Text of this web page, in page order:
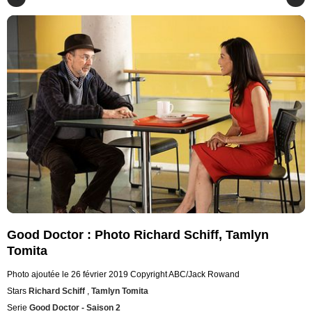
Good Doctor : Photo Richard Schiff, Tamlyn
Tomita
Photo ajoutée le 26 février 2019 Copyright ABC/Jack Rowand
Stars Richard Schiff , Tamlyn Tomita
Serie Good Doctor - Saison 2